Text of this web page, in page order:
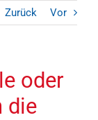
Zurück Vor
oder
die